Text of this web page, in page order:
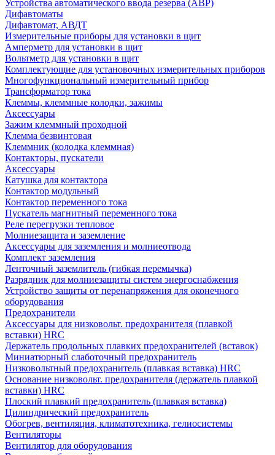
Устройства автоматического ввода резерва (АВР)
Дифавтоматы
Дифавтомат, АВДТ
Измерительные приборы для установки в щит
Амперметр для установки в щит
Вольтметр для установки в щит
Комплектующие для установочных измерительных приборов
Многофункциональный измерительный прибор
Трансформатор тока
Клеммы, клеммные колодки, зажимы
Аксессуары
Зажим клеммный проходной
Клемма безвинтовая
Клеммник (колодка клеммная)
Контакторы, пускатели
Аксессуары
Катушка для контактора
Контактор модульный
Контактор переменного тока
Пускатель магнитный переменного тока
Реле перегрузки тепловое
Молниезащита и заземление
Аксессуары для заземления и молниеотвода
Комплект заземления
Ленточный заземлитель (гибкая перемычка)
Разрядник для молниезащиты систем энергоснабжения
Устройство защиты от перенапряжения для оконечного
оборудования
Предохранители
Аксессуары для низковольт. предохранителя (плавкой
вставки) HRC
Держатель продольных плавких предохранителей (вставок)
Миниатюрный слаботочный предохранитель
Низковольтный предохранитель (плавкая вставка) HRC
Основание низковольт. предохранителя (держатель плавкой
вставки) HRC
Плоский плавкий предохранитель (плавкая вставка)
Цилиндрический предохранитель
Обогрев, вентиляция, климатотехника, гелиосистемы
Вентиляторы
Вентилятор для оборудования